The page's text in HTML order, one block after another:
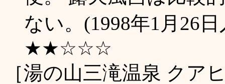
ない。(1998年1月26
★★☆☆☆
［湯の山三滝温泉 クア